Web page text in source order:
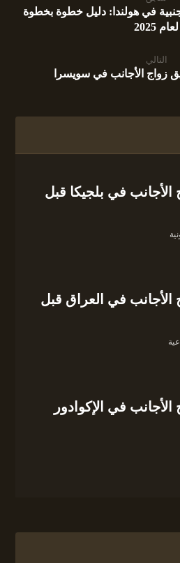
في هولندا: دليل خطوة بخطوة
لعام 2025
التالي
زواج الأجانب في سويسرا
الأجانب في بلجيكا قبل
الأجانب في العراق قبل
في الإكوادور